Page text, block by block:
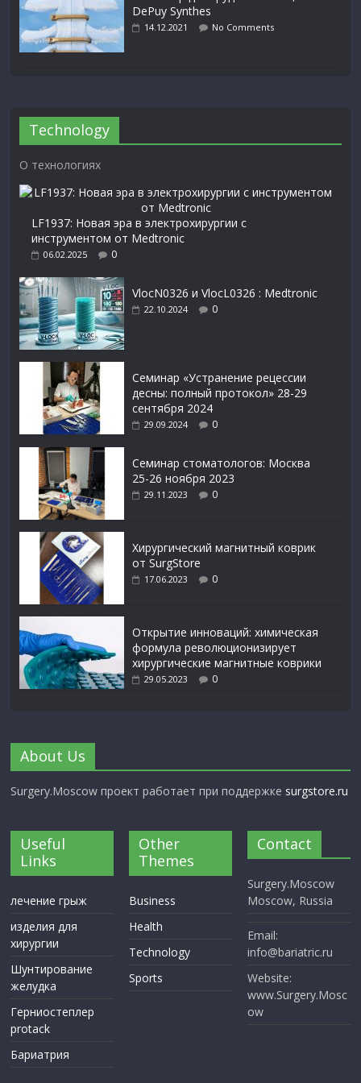
DePuy Synthes
14.12.2021 No Comments
Technology
О технологиях
LF1937: Новая эра в электрохирургии с
инструментом от Medtronic
06.02.2025 0
VlocN0326 и VlocL0326 : Medtronic
22.10.2024 0
Семинар «Устранение рецессии
десны: полный протокол» 28-29
сентября 2024
29.09.2024 0
Семинар стоматологов: Москва
25-26 ноября 2023
29.11.2023 0
Xирургический магнитный коврик
от SurgStore
17.06.2023 0
Открытие инноваций: химическая
формула революционизирует
хирургические магнитные коврики
29.05.2023 0
About Us
Surgery.Moscow проект работает при поддержке surgstore.ru
Useful
Links
лечение грыж
изделия для
хирургии
Шунтирование
желудка
Герниостеплер
protack
Бариатрия
Other
Themes
Business
Health
Technology
Sports
Contact
Surgery.Moscow
Moscow, Russia
Email:
info@bariatric.ru
Website:
www.Surgery.Mosc
ow